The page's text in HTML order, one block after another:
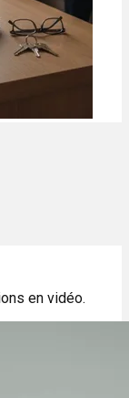
en vidéo.